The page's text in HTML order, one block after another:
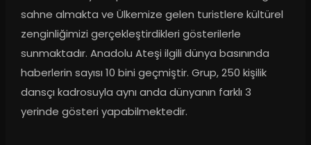
sahne almakta ve Ülkemize gelen turistlere kültürel
zenginliğimizi gerçekleştirdikleri gösterilerle
sunmaktadır. Anadolu Ateşi ilgili dünya basınında
haberlerin sayısı 10 bini geçmiştir. Grup, 250 kişilik
dansçı kadrosuyla aynı anda dünyanın farklı 3
yerinde gösteri yapabilmektedir.